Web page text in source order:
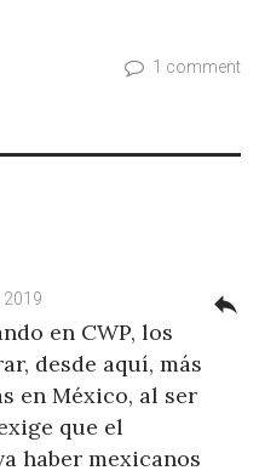
1 comment
2019
en CWP, los
desde aquí, más
en México, al ser
que el
haber mexicanos
reply